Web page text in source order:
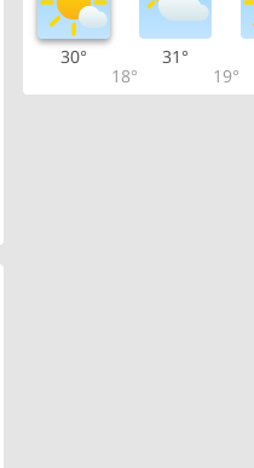
30°
18°
31°
19°